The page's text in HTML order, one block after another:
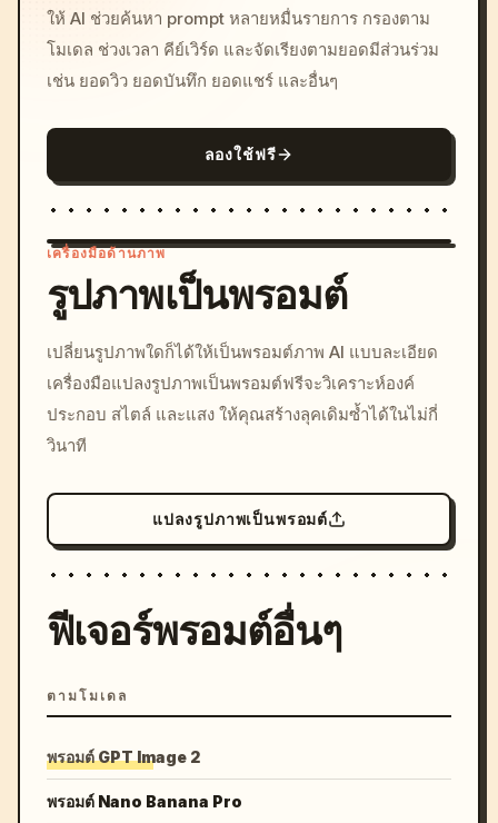
ให้ AI ช่วยค้นหา prompt หลายหมื่นรายการ กรองตาม
โมเดล ช่วงเวลา คีย์เวิร์ด และจัดเรียงตามยอดมีส่วนร่วม
เช่น ยอดวิว ยอดบันทึก ยอดแชร์ และอื่นๆ
ลองใช้ฟรี
c, cyberpunk sunset, neon
colors, 8k --v 6.0
เครื่องมือด้านภาพ
รูปภาพเป็นพรอมต์
เปลี่ยนรูปภาพใดก็ได้ให้เป็นพรอมต์ภาพ AI แบบละเอียด
เครื่องมือแปลงรูปภาพเป็นพรอมต์ฟรีจะวิเคราะห์องค์
ประกอบ สไตล์ และแสง ให้คุณสร้างลุคเดิมซ้ำได้ในไม่กี่
วินาที
แปลงรูปภาพเป็นพรอมต์
ฟีเจอร์พรอมต์อื่นๆ
ตามโมเดล
พรอมต์ GPT Image 2
พรอมต์ Nano Banana Pro